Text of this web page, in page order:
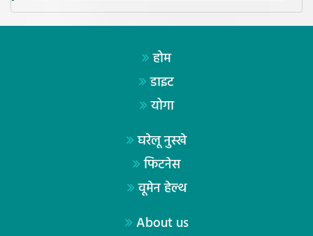
होम
डाइट
योगा
घरेलू नुस्खे
फिटनेस
वूमेन हेल्थ
About us